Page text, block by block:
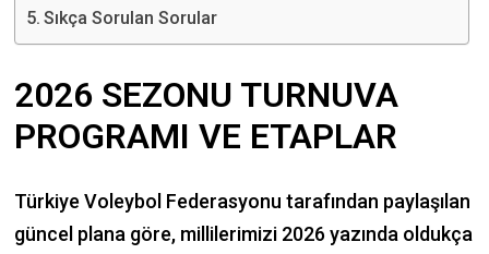
Sıkça Sorulan Sorular
2026 SEZONU TURNUVA
PROGRAMI VE ETAPLAR
Türkiye Voleybol Federasyonu tarafından paylaşılan
güncel plana göre, millilerimizi 2026 yazında oldukça